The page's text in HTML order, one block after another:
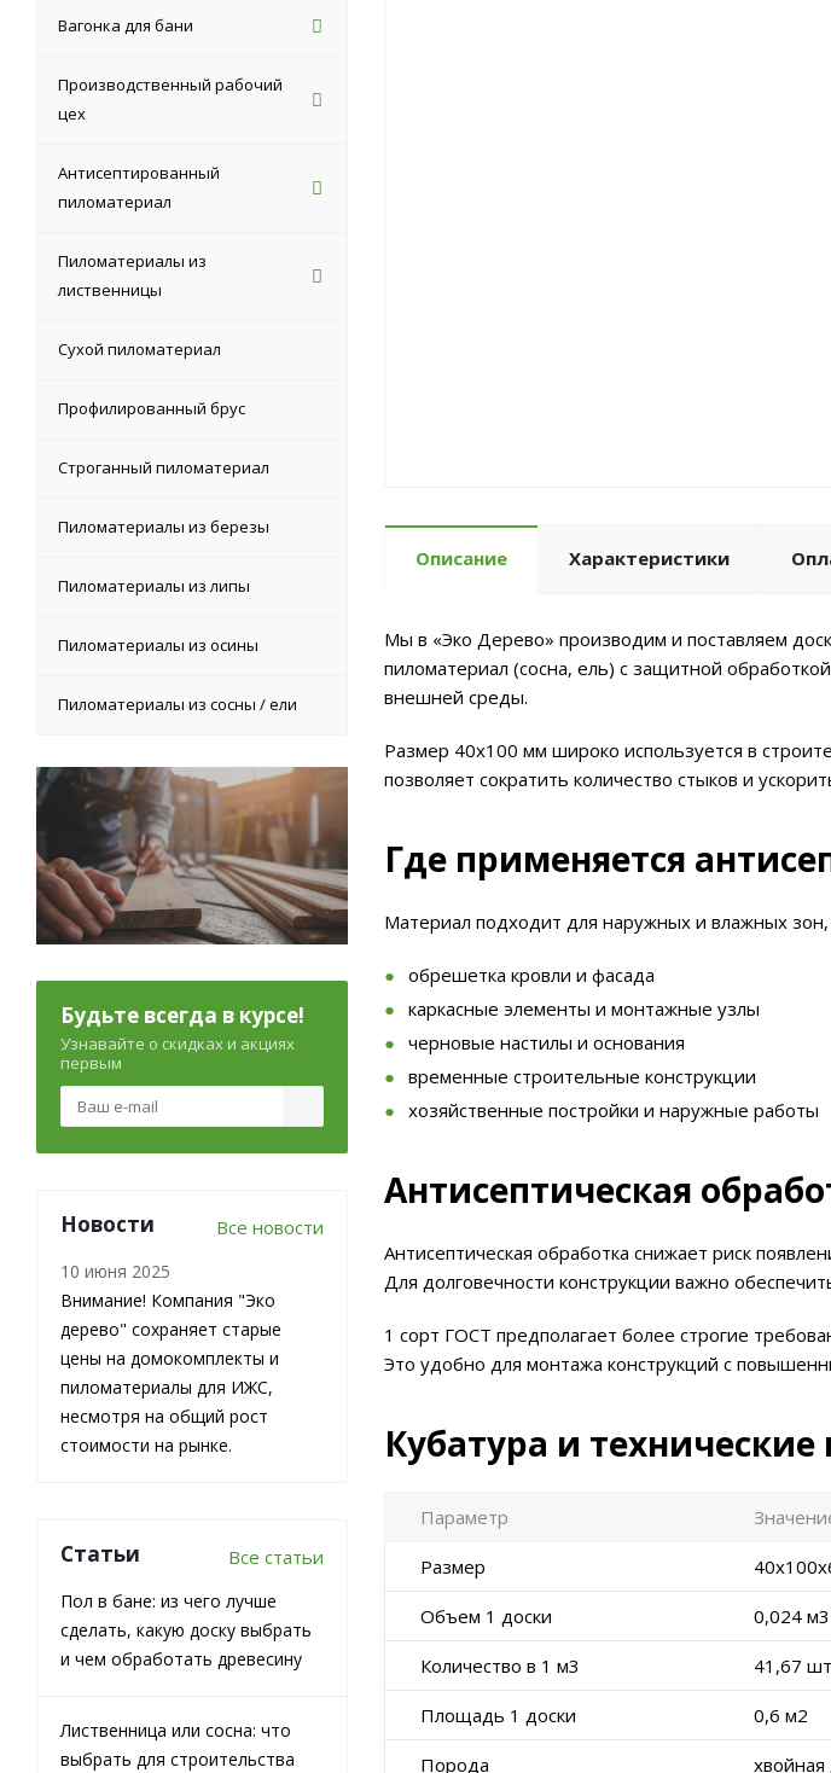
Описание Характеристики
Мы в «Эко Дерево» производим и поставляем
пиломатериал (сосна, ель) с защитной
внешней среды.
Размер 40х100 мм широко используется в
позволяет сократить количество стыков и
Где применяется
Материал подходит для наружных и влажных
обрешетка кровли и фасада
каркасные элементы и монтажные узлы
черновые настилы и основания
временные строительные конструкции
хозяйственные постройки и наружные работы
Антисептическая
Антисептическая обработка снижает риск
Для долговечности конструкции важно
1 сорт ГОСТ предполагает более строгие
Это удобно для монтажа конструкций с
Кубатура и
Параметр
Размер
Объем 1 доски 0,024 м3
Количество в 1 м3 41,67 шт
Площадь 1 доски 0,6 м2
Порода хвойная
Вагонка для бани
Производственный рабочий
цех
Антисептированный
пиломатериал
Пиломатериалы из
лиственницы
Сухой пиломатериал
Профилированный брус
Строганный пиломатериал
Пиломатериалы из березы
Пиломатериалы из липы
Пиломатериалы из осины
Пиломатериалы из сосны / ели
Будьте всегда в курсе!
Узнавайте о скидках и акциях
первым
Новости Все новости
10 июня 2025
Внимание! Компания "Эко
дерево" сохраняет старые
цены на домокомплекты и
пиломатериалы для ИЖС,
несмотря на общий рост
стоимости на рынке.
Статьи Все статьи
Пол в бане: из чего лучше
сделать, какую доску выбрать
и чем обработать древесину
Лиственница или сосна: что
выбрать для строительства